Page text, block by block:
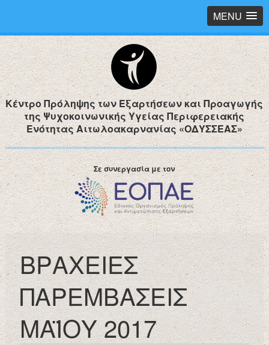
MENU
Κέντρο Πρόληψης των Εξαρτήσεων και Προαγωγής
της Ψυχοκοινωνικής Υγείας Περιφερειακής
Ενότητας Αιτωλοακαρνανίας «ΟΔΥΣΣΕΑΣ»
Σε συνεργασία με τον
ΒΡΑΧΕΙΕΣ
ΠΑΡΕΜΒΑΣΕΙΣ
ΜΑΪΟΥ 2017